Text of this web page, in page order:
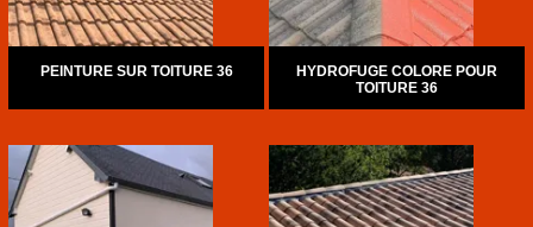
PEINTURE SUR TOITURE 36
HYDROFUGE COLORE POUR
TOITURE 36